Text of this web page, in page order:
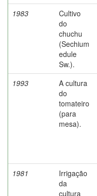
1983
Cultivo
do
chuchu
(Sechium
edule
Sw.).
1993
A cultura
do
tomateiro
(para
mesa).
1981
Irrigação
da
cultura